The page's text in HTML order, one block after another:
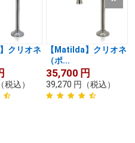
クリオネ
（税込）
【Matilda】クリオネ
（ポ...
35,700 円
39,270 円 （税込）